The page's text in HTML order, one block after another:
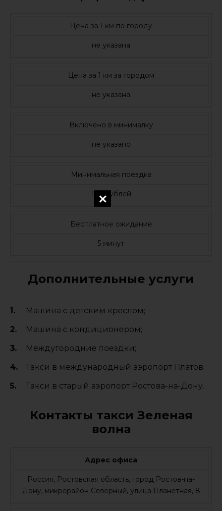
Цена за 1 км по городу
не указана
Цена за 1 км за городом
не указана
Включено в минималку
не указано
Минимальная поездка
130 рублей
Бесплатное ожидание
5 минут
Дополнительные услуги
Машина с детским креслом;
Машина с кондиционером;
Междугородние поездки;
Такси в международный аэропорт Платов;
Такси в старый аэропорт Ростова-на-Дону.
Контакты такси Зеленая
волна
Адрес офиса
Россия, Ростовская область, город Ростов-на-
Дону, микрорайон Северный, улица Планетная, 8